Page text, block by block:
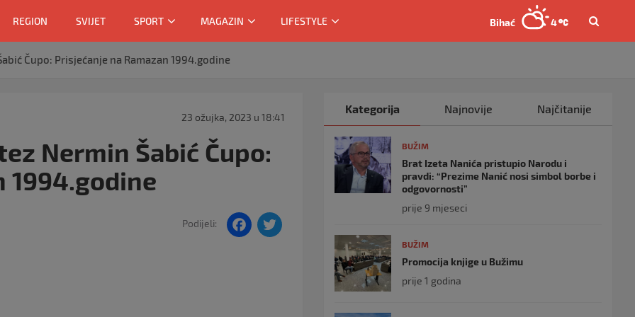
REGION SVIJET SPORT MAGAZIN LIFESTYLE Bihać 4
Čupo: Prisjećanje na Ramazan 1994.godine
23 ožujka, 2023 u 18:41
Nermin Šabić Čupo:
1994.godine
Podijeli:
F
Kategorija Najnovije Najčitanije
BUŽIM
Brat Izeta Nanića pristupio Narodu i
pravdi: “Prezime Nanić nosi simbol borbe i
odgovornosti”
prije 9 mjeseci
BUŽIM
Promocija knjige u Bužimu
prije 1 godina